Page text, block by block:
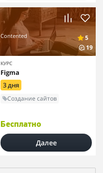
Contented
5
19
КУРС
Figma
3 дня
Создание сайтов
Бесплатно
Далее